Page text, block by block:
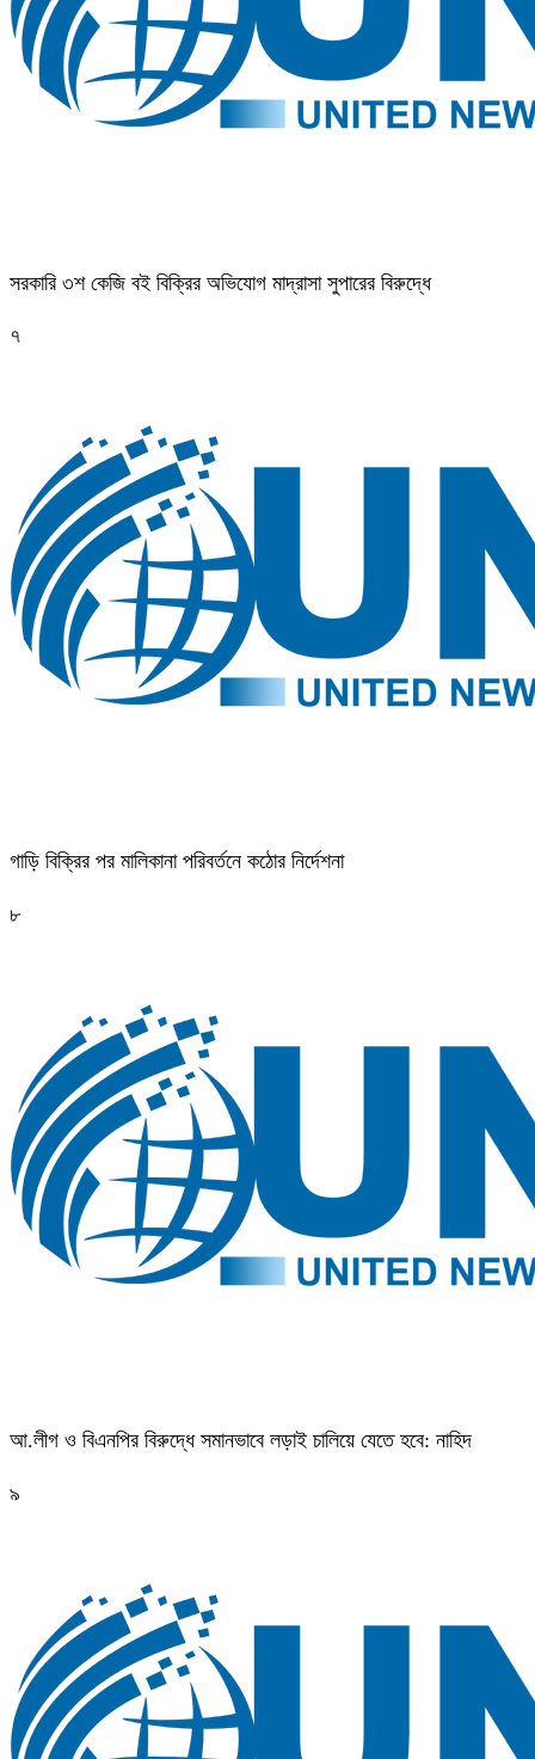
সরকারি ৩শ কেজি বই বিক্রির অভিযোগ মাদ্রাসা সুপারের বিরুদ্ধে
৭
গাড়ি বিক্রির পর মালিকানা পরিবর্তনে কঠোর নির্দেশনা
৮
আ.লীগ ও বিএনপির বিরুদ্ধে সমানভাবে লড়াই চালিয়ে যেতে হবে: নাহিদ
৯